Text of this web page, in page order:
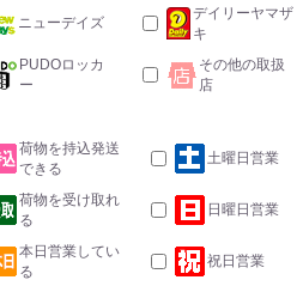
ニューデイズ
デイリーヤマザ
キ
PUDOロッカ
ー
その他の取扱
店
荷物を持込発送
できる
土曜日営業
荷物を受け取れ
る
日曜日営業
本日営業してい
る
祝日営業